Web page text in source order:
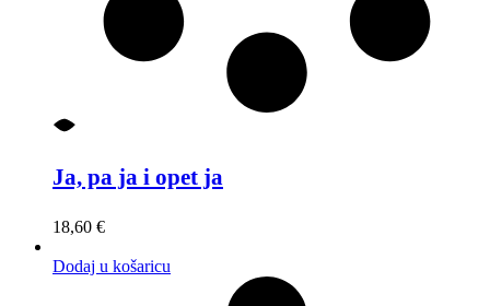
Ja, pa ja i opet ja
18,60 €
Dodaj u košaricu